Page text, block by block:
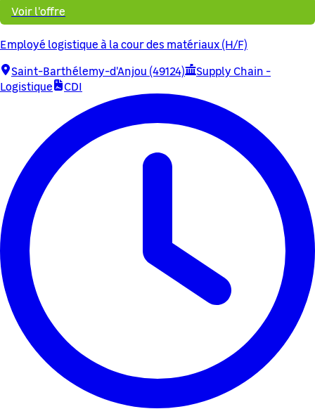
Voir l'offre
Employé logistique à la cour des matériaux (H/F)
Saint-Barthélemy-d'Anjou (49124)
Supply Chain -
Logistique
CDI